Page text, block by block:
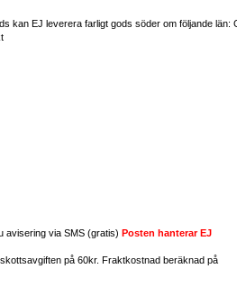
kan EJ leverera farligt gods söder om följande län:
avisering via SMS (gratis) Posten hanterar EJ
på 60kr. Fraktkostnad beräknad på